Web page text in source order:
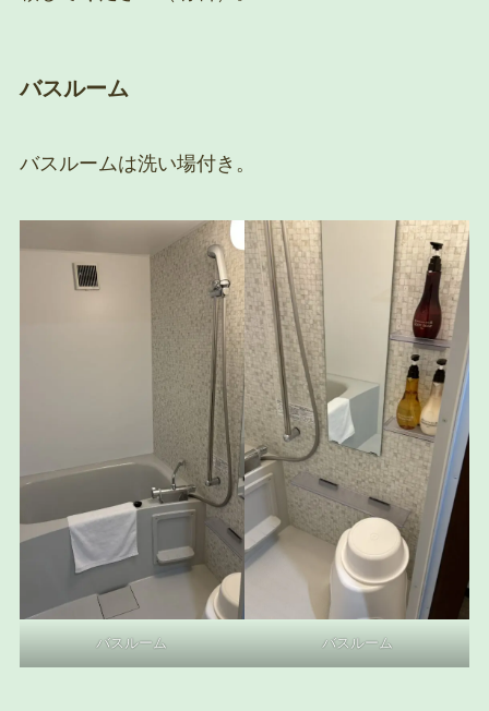
バスルーム
バスルームは洗い場付き。
バスルーム バスルーム